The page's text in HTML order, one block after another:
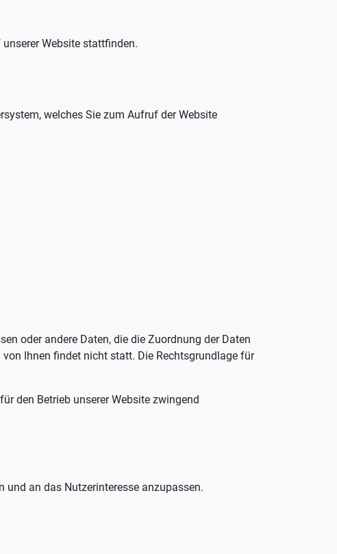
Website stattfinden.
welches Sie zum Aufruf der Website
oder andere Daten, die die Zuordnung der Daten
Ihnen findet nicht statt. Die Rechtsgrundlage für
den Betrieb unserer Website zwingend
und an das Nutzerinteresse anzupassen.